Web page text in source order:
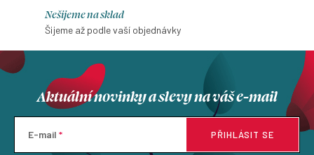
Nešijeme na sklad
Šijeme až podle vaší objednávky
Aktuální novinky a slevy na váš e-mail
E-mail PŘIHLÁSIT SE